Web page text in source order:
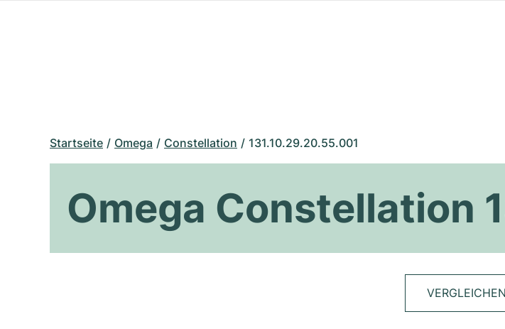
Startseite Omega Constellation 131.10.29.20.55.001
Omega Constellation
VERGLEICHEN